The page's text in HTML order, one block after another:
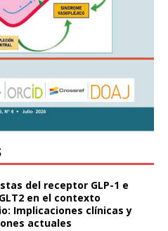
del receptor GLP-1 e
en el contexto
Implicaciones clínicas y
actuales